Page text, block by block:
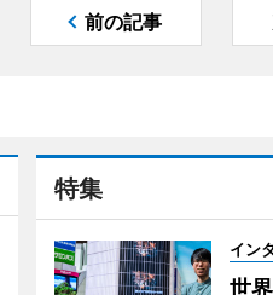
前の記事
特集
イン
世